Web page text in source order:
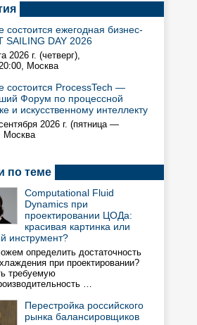
состоится ежегодная бизнес-
SAILING DAY 2026
2026 г. (четверг),
, Москва
состоится ProcessTech —
Форум по процессной
и искусственному интеллекту
2026 г. (пятница —
Москва
по теме
Computational Fluid
Dynamics при
проектировании ЦОДа:
красивая картинка или
инструмент?
определить достаточность
при проектировании?
требуемую
…
Перестройка российского
рынка балансировщиков